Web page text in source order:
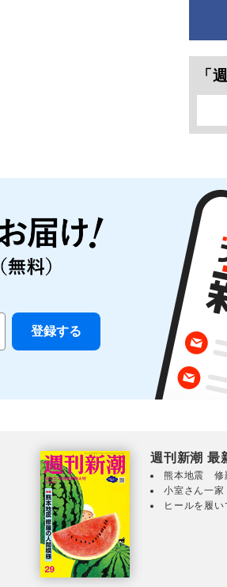
「
週刊新潮 最
熊本地震 修
小室さん一
ヒールを履